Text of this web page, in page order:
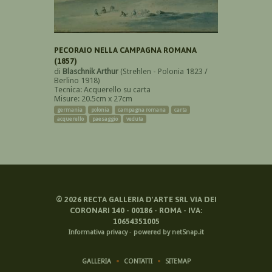
PECORAIO NELLA CAMPAGNA ROMANA
(1857)
di Blaschnik Arthur (Strehlen - Polonia 1823 /
Berlino 1918)
Tecnica: Acquerello su carta
Misure: 20.5cm x 27cm
germania polonia campagna romana
carta
acquerello
paesaggio veduta
© 2026RECTA GALLERIA D'ARTE SRL VIA DEI
CORONARI 140 - 00186 - ROMA - IVA:
10654351005
Informativa privacy- powered by netSnap.it
GALLERIA CONTATTI SITEMAP